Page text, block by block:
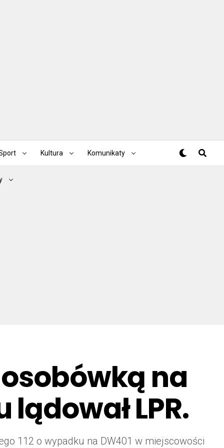
Kultura Komunikaty
na
LPR.
112 o wypadku na DW401 w miejscowości